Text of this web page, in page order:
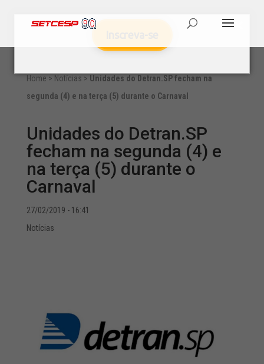
Home > Notícias > Unidades do Detran.SP fecham na
segunda (4) e na terça (5) durante o Carnaval
Unidades do Detran.SP
fecham na segunda (4) e
na terça (5) durante o
Carnaval
27/02/2019 - 16:41
Notícias